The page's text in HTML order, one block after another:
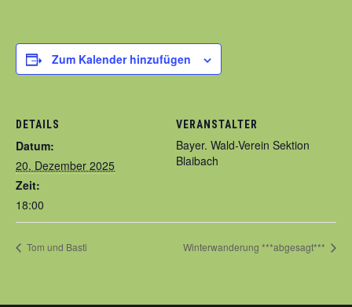
Zum Kalender hinzufügen
DETAILS
Datum:
20. Dezember 2025
Zeit:
18:00
VERANSTALTER
Bayer. Wald-Verein Sektion
Blaibach
Tom und Basti Winterwanderung ***abgesagt***